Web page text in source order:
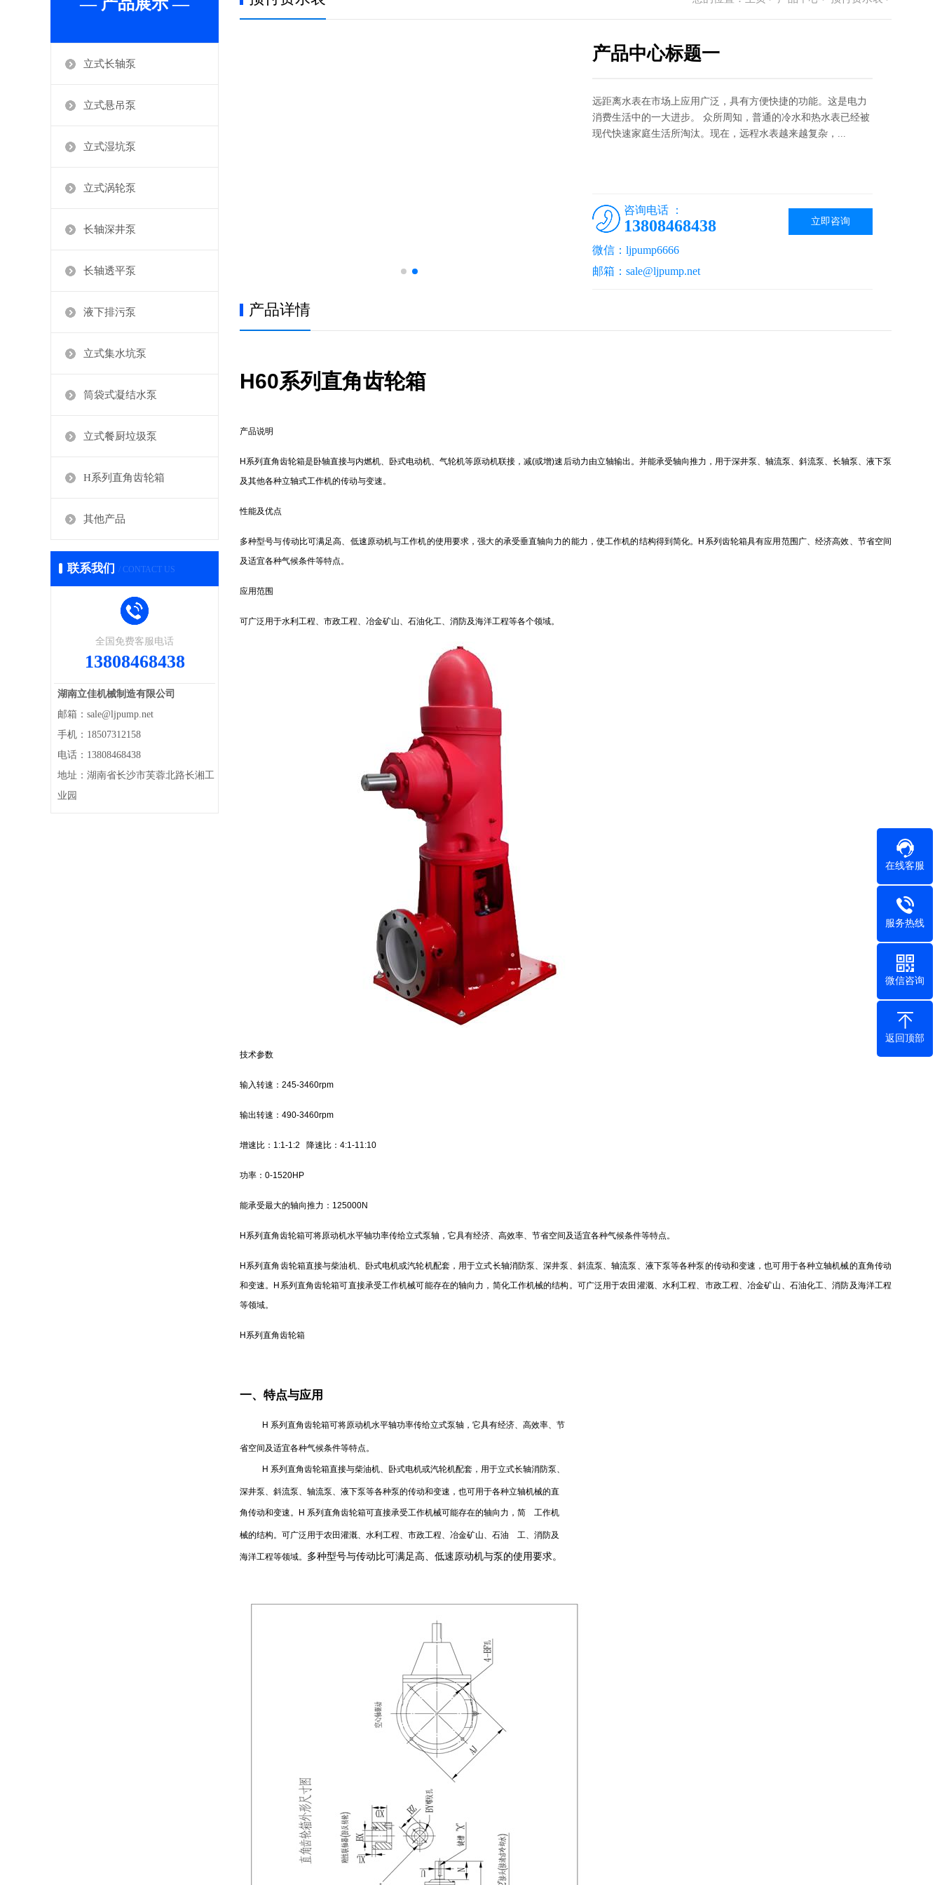
立式长轴泵
立式悬吊泵
立式湿坑泵
立式涡轮泵
长轴深井泵
长轴透平泵
液下排污泵
立式集水坑泵
筒袋式凝结水泵
立式餐厨垃圾泵
H系列直角齿轮箱
其他产品
联系我们 / CONTACT US
全国免费客服电话
13808468438
湖南立佳机械制造有限公司
邮箱：sale@ljpump.net
手机：18507312158
电话：13808468438
地址：湖南省长沙市芙蓉北路长湘工
业园
产品中心标题一
远距离水表在市场上应用广泛，具有方便快捷的功能。这是电力
消费生活中的一大进步。 众所周知，普通的冷水和热水表已经被
现代快速家庭生活所淘汰。现在，远程水表越来越复杂，...
立即咨询
咨询电话 ：
13808468438
微信：ljpump6666
邮箱：sale@ljpump.net
产品详情
H60系列直角齿轮箱
产品说明
H系列直角齿轮箱是卧轴直接与内燃机、卧式电动机、气轮机等原动机联接，减(或增)速后动力由立轴输出。并能承受轴向推力，用于深井泵、轴流泵、斜流泵、长轴泵、液下泵
及其他各种立轴式工作机的传动与变速。
性能及优点
多种型号与传动比可满足高、低速原动机与工作机的使用要求，强大的承受垂直轴向力的能力，使工作机的结构得到简化。H系列齿轮箱具有应用范围广、经济高效、节省空间
及适宜各种气候条件等特点。
应用范围
可广泛用于水利工程、市政工程、冶金矿山、石油化工、消防及海洋工程等各个领域。
技术参数
输入转速：245-3460rpm
输出转速：490-3460rpm
增速比：1:1-1:2 降速比：4:1-11:10
功率：0-1520HP
能承受最大的轴向推力：125000N
H系列直角齿轮箱可将原动机水平轴功率传给立式泵轴，它具有经济、高效率、节省空间及适宜各种气候条件等特点。
H系列直角齿轮箱直接与柴油机、卧式电机或汽轮机配套，用于立式长轴消防泵、深井泵、斜流泵、轴流泵、液下泵等各种泵的传动和变速，也可用于各种立轴机械的直角传动
和变速。H系列直角齿轮箱可直接承受工作机械可能存在的轴向力，简化工作机械的结构。可广泛用于农田灌溉、水利工程、市政工程、冶金矿山、石油化工、消防及海洋工程
等领域。
H系列直角齿轮箱
一、特点与应用
H 系列直角齿轮箱可将原动机水平轴功率传给立式泵轴，它具有经济、高效率、节
省空间及适宜各种气候条件等特点。
H 系列直角齿轮箱直接与柴油机、卧式电机或汽轮机配套，用于立式长轴消防泵、
深井泵、斜流泵、轴流泵、液下泵等各种泵的传动和变速，也可用于各种立轴机械的直
角传动和变速。 H 系列直角齿轮箱可直接承受工作机械可能存在的轴向力，简 工作机
械的结构。可广泛用于农田灌溉、水利工程、市政工程、冶金矿山、石油 工、消防及
海洋工程等领域。 多种型号与传动比可满足高、低速原动机与泵的使用要求。
在线客服
服务热线
微信咨询
返回顶部